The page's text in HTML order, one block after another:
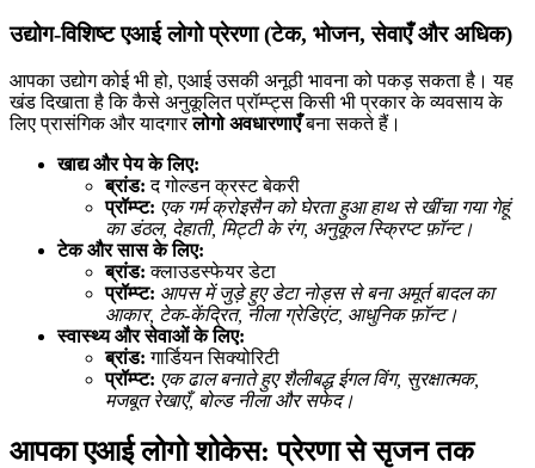
उद्योग-विशिष्ट एआई लोगो प्रेरणा (टेक, भोजन, सेवाएँ और अधिक)
आपका उद्योग कोई भी हो, एआई उसकी अनूठी भावना को पकड़ सकता है। यह
खंड दिखाता है कि कैसे अनुकूलित प्रॉम्प्ट्स किसी भी प्रकार के व्यवसाय के
लिए प्रासंगिक और यादगारलोगो अवधारणाएँबना सकते हैं।
खाद्य और पेय के लिए:
ब्रांड: द गोल्डन क्रस्ट बेकरी
प्रॉम्प्ट: एक गर्म क्रोइसैन को घेरता हुआ हाथ से खींचा गया गेहूं
का डंठल, देहाती, मिट्टी के रंग, अनुकूल स्क्रिप्ट फ़ॉन्ट।
टेक और सास के लिए:
ब्रांड: क्लाउडस्फेयर डेटा
प्रॉम्प्ट: आपस में जुड़े हुए डेटा नोड्स से बना अमूर्त बादल का
आकार, टेक-केंद्रित, नीला ग्रेडिएंट, आधुनिक फ़ॉन्ट।
स्वास्थ्य और सेवाओं के लिए:
ब्रांड: गार्डियन सिक्योरिटी
प्रॉम्प्ट: एक ढाल बनाते हुए शैलीबद्ध ईगल विंग, सुरक्षात्मक,
मजबूत रेखाएँ, बोल्ड नीला और सफेद।
आपका एआई लोगो शोकेस: प्रेरणा से सृजन तक